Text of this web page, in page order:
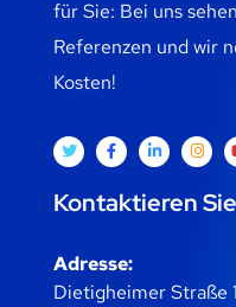
für Sie: Bei uns
Referenzen und wir
Kosten!
Kontaktieren
Adresse:
Dietigheimer Straße